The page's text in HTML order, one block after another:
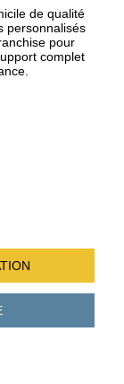
de qualité
personnalisés
pour
complet